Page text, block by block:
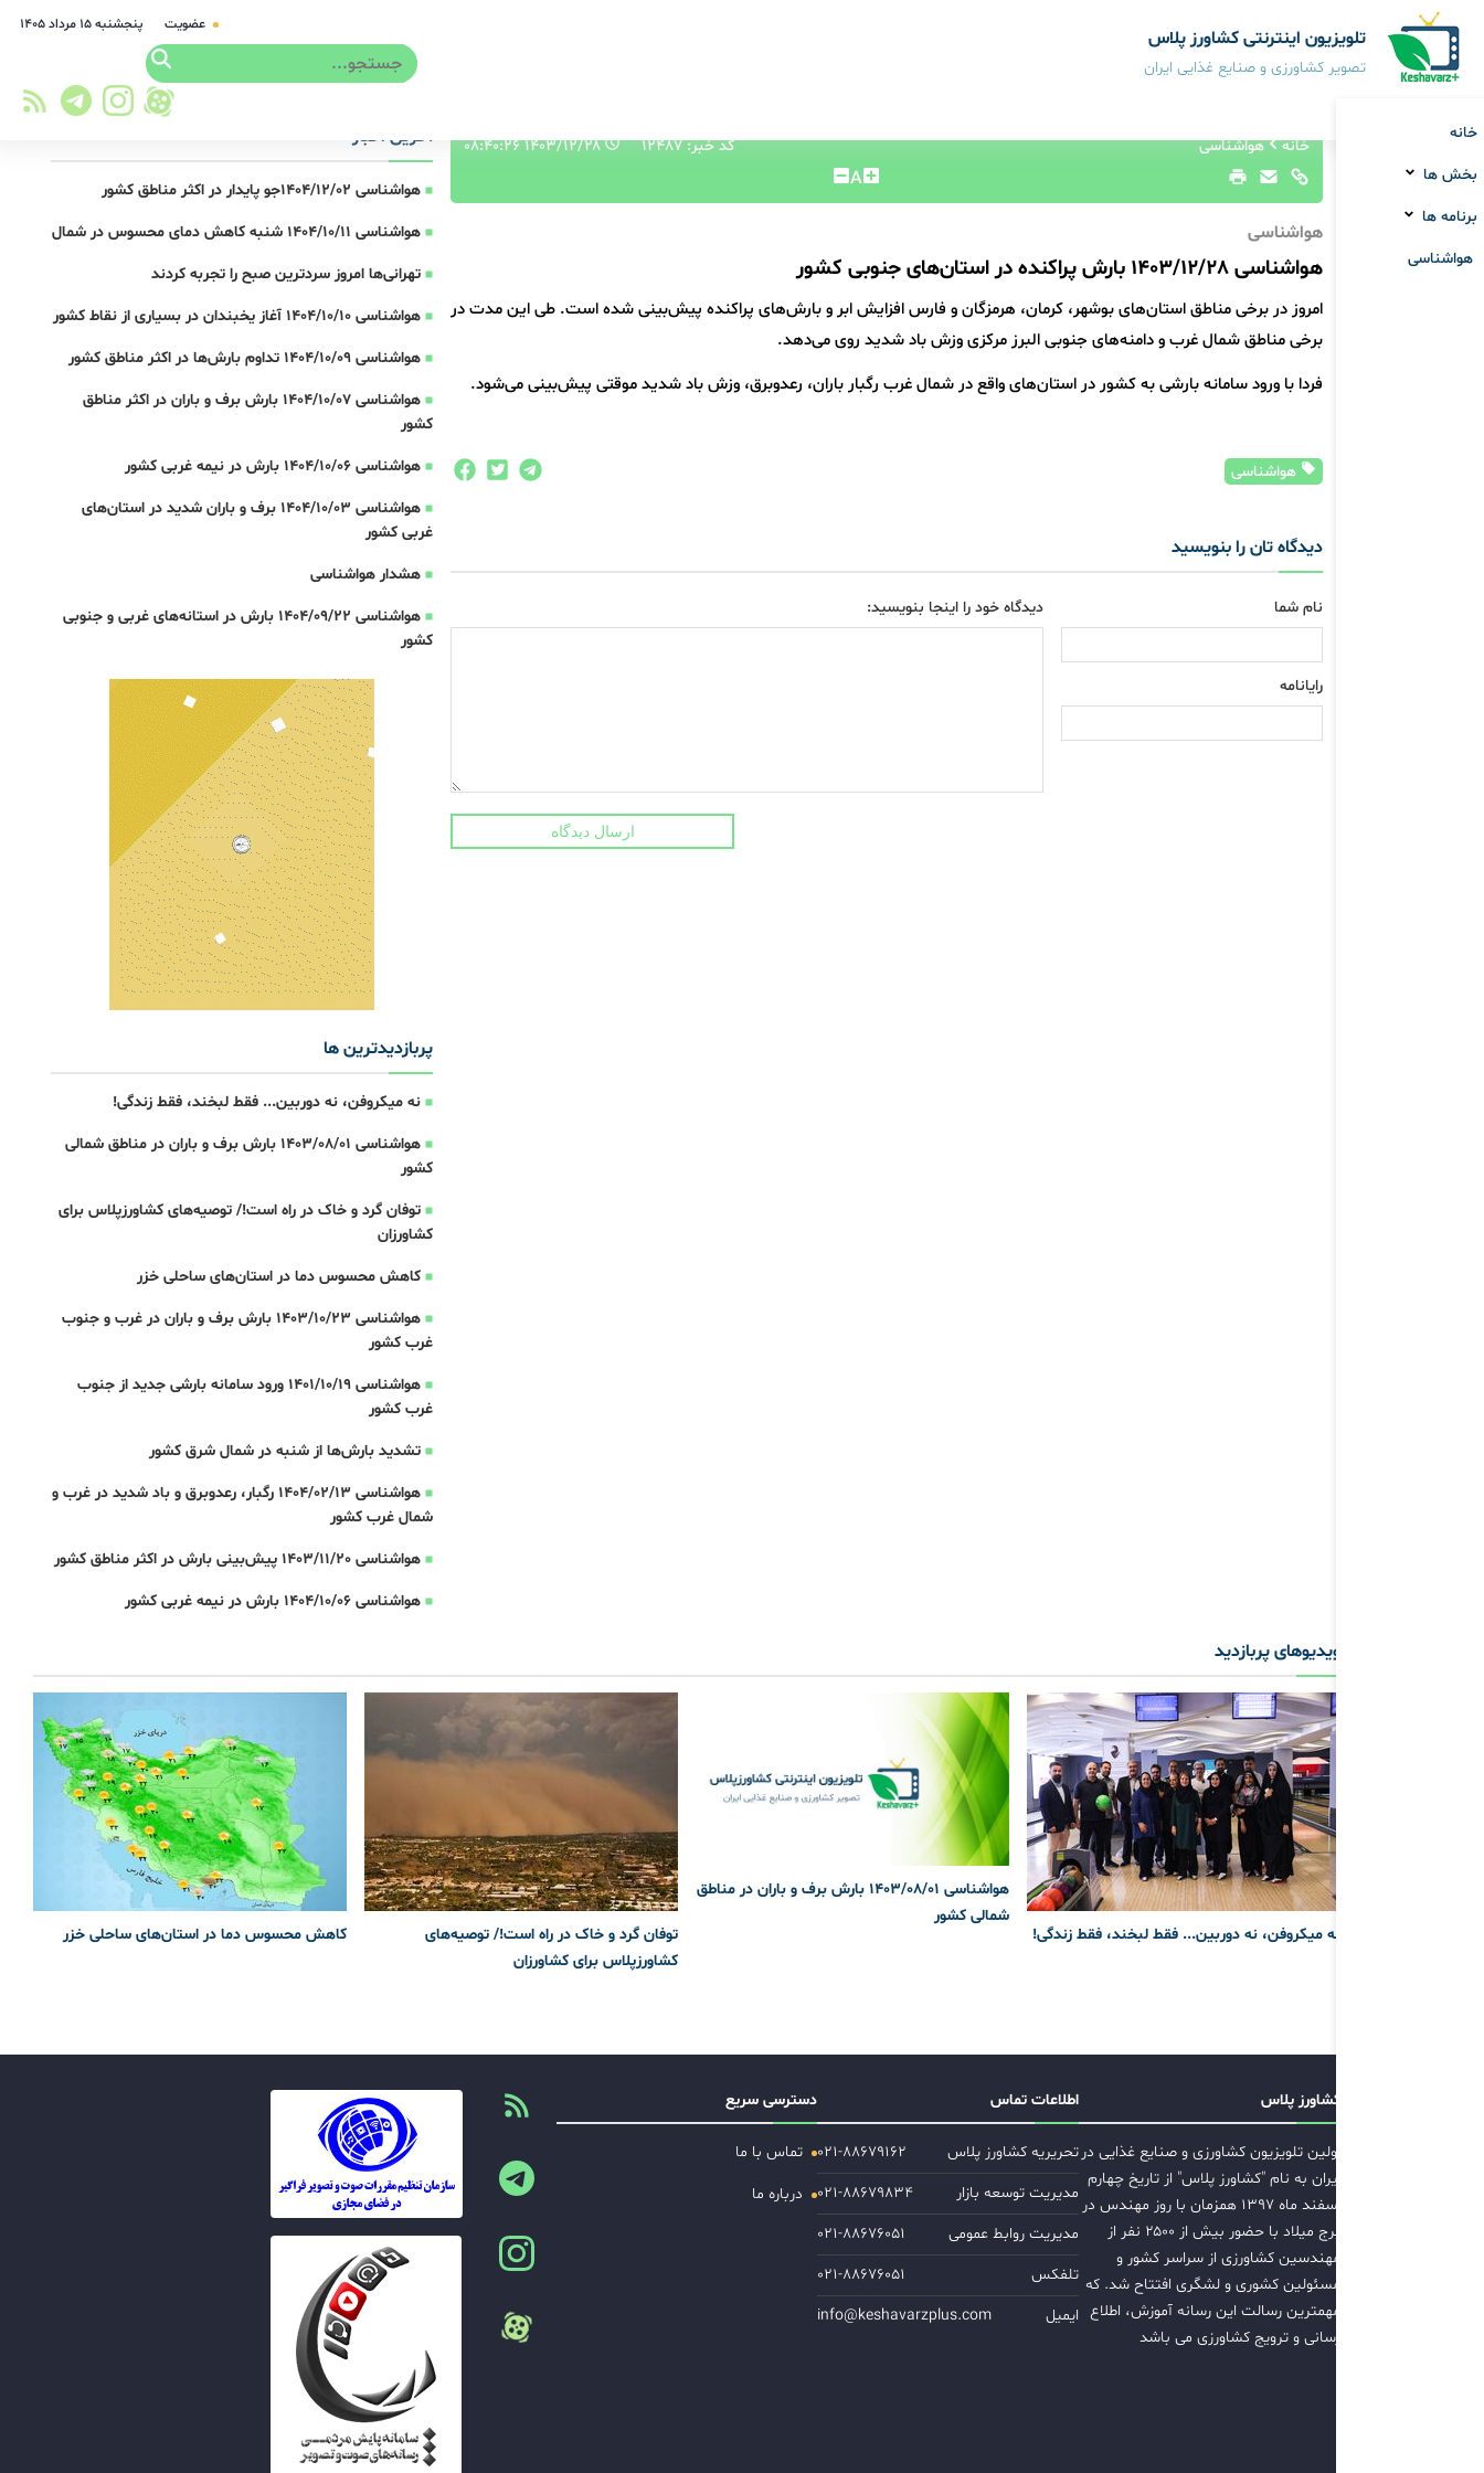
تلویزیون اینترنتی کشاورز پلاس
تصویر کشاورزی و صنایع غذایی ایران
عضویت پنجشنبه ۱۵ مرداد ۱۴۰۵
خانه
بخش ها
برنامه ها
هواشناسی
خانه هواشناسی کد خبر: 12487 ۱۴۰۳/۱۲/۲۸ ۰۸:۴۰:۲۶
A
هواشناسی
هواشناسی 1403/12/28 بارش پراکنده در استان‌های جنوبی کشور
امروز در برخی مناطق استان‌های بوشهر، کرمان، هرمزگان و فارس افزایش ابر و بارش‌های پراکنده پیش‌بینی شده است. طی این مدت در
برخی مناطق شمال غرب و دامنه‌های جنوبی البرز مرکزی وزش باد شدید روی می‌دهد.
فردا با ورود سامانه بارشی به کشور در استان‌های واقع در شمال غرب رگبار باران، رعدوبرق، وزش باد شدید موقتی پیش‌بینی می‌شود.
هواشناسی
دیدگاه تان را بنویسید
نام شما
رایانامه
دیدگاه خود را اینجا بنویسید:
ارسال دیدگاه
آخرین اخبار
هواشناسی 1404/12/02جو پایدار در اکثر مناطق کشور
هواشناسی 1404/10/11 شنبه کاهش دمای محسوس در شمال
تهرانی‌ها امروز سردترین صبح را تجربه کردند
هواشناسی 1404/10/10 آغاز یخبندان در بسیاری از نقاط کشور
هواشناسی 1404/10/09 تداوم بارش‌ها در اکثر مناطق کشور
هواشناسی 1404/10/07 بارش برف و باران در اکثر مناطق
کشور
هواشناسی 1404/10/06 بارش در نیمه غربی کشور
هواشناسی 1404/10/03 برف و باران شدید در استان‌های
غربی کشور
هشدار هواشناسی
هواشناسی 1404/09/22 بارش در استانه‌های غربی و جنوبی
کشور
پربازدیدترین ها
نه میکروفن، نه دوربین... فقط لبخند، فقط زندگی!
هواشناسی 1403/08/01 بارش برف و باران در مناطق شمالی
کشور
توفان گرد و خاک در راه است!/ توصیه‌های کشاورزپلاس برای
کشاورزان
کاهش محسوس دما در استان‌های ساحلی خزر
هواشناسی 1403/10/23 بارش برف و باران در غرب و جنوب
غرب کشور
هواشناسی 1401/10/19 ورود سامانه بارشی جدید از جنوب
غرب کشور
تشدید بارش‌ها از شنبه در شمال شرق کشور
هواشناسی 1404/02/13 رگبار، رعدوبرق و باد شدید در غرب و
شمال غرب کشور
هواشناسی 1403/11/20 پیش‌بینی بارش در اکثر مناطق کشور
هواشناسی 1404/10/06 بارش در نیمه غربی کشور
ویدیوهای پربازدید
نه میکروفن، نه دوربین... فقط لبخند، فقط زندگی!
هواشناسی 1403/08/01 بارش برف و باران در مناطق
شمالی کشور
توفان گرد و خاک در راه است!/ توصیه‌های
کشاورزپلاس برای کشاورزان
کاهش محسوس دما در استان‌های ساحلی خزر
کشاورز پلاس
اولین تلویزیون کشاورزی و صنایع غذایی در
ایران به نام "کشاورز پلاس" از تاریخ چهارم
اسفند ماه ۱۳۹۷ همزمان با روز مهندس در
برج میلاد با حضور بیش از ۲۵۰۰ نفر از
مهندسین کشاورزی از سراسر کشور و
مسئولین کشوری و لشگری افتتاح شد. که
مهمترین رسالت این رسانه آموزش، اطلاع
رسانی و ترویج کشاورزی می باشد
اطلاعات تماس
تحریریه کشاورز پلاس
۰۲۱-۸۸۶۷۹۱۶۲
مدیریت توسعه بازار
۰۲۱-۸۸۶۷۹۸۳۴
مدیریت روابط عمومی
۰۲۱-۸۸۶۷۶۰۵۱
تلفکس
۰۲۱-۸۸۶۷۶۰۵۱
ایمیل
info@keshavarzplus.com
دسترسی سریع
تماس با ما
درباره ما